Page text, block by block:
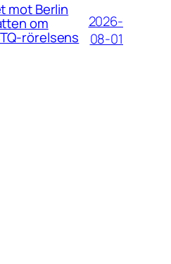
mot Berlin
om
rörelsens
2026-
08-01